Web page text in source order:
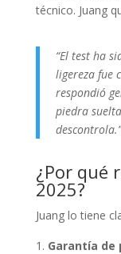
técnico. Juang
“El test ha
ligereza fue
respondió
piedra
descontrola.”
¿Por qué
2025?
Juang lo tiene
Garantía de